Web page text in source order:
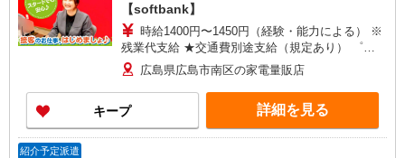
【softbank】
時給1400円〜1450円（経験・能力による） ※
残業代支給 ★交通費別途支給（規定あり） ゜
+゜・。○。・゜+゜・。○。・゜+゜ 入社祝い金10
万円支給(規定有) お友達を紹介頂くと, インセンテ
ィブ支給(規定有) ★月2回払い・週払い可能（規程
有）★ ゜・。○。・゜+゜・。○。・゜+゜
広島県広島市南区の家電量販店
キープ 詳細を見る
紹介予定派遣